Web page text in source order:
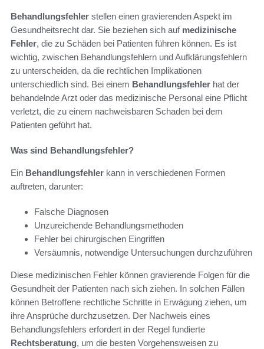
Behandlungsfehler stellen einen gravierenden Aspekt im
Gesundheitsrecht dar. Sie beziehen sich auf medizinische
Fehler, die zu Schäden bei Patienten führen können. Es ist
wichtig, zwischen Behandlungsfehlern und Aufklärungsfehlern
zu unterscheiden, da die rechtlichen Implikationen
unterschiedlich sind. Bei einem Behandlungsfehler hat der
behandelnde Arzt oder das medizinische Personal eine Pflicht
verletzt, die zu einem nachweisbaren Schaden bei dem
Patienten geführt hat.
Was sind Behandlungsfehler?
Ein Behandlungsfehler kann in verschiedenen Formen
auftreten, darunter:
Falsche Diagnosen
Unzureichende Behandlungsmethoden
Fehler bei chirurgischen Eingriffen
Versäumnis, notwendige Untersuchungen durchzuführen
Diese medizinischen Fehler können gravierende Folgen für die
Gesundheit der Patienten nach sich ziehen. In solchen Fällen
können Betroffene rechtliche Schritte in Erwägung ziehen, um
ihre Ansprüche durchzusetzen. Der Nachweis eines
Behandlungsfehlers erfordert in der Regel fundierte
Rechtsberatung, um die besten Vorgehensweisen zu